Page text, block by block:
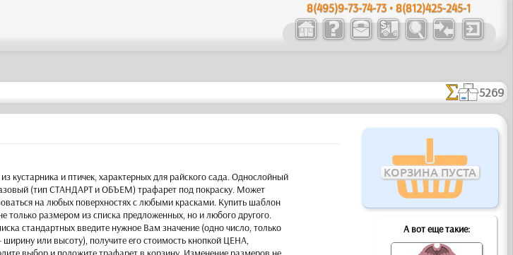
8(495)9-73-74-73 • 8(812)425-245-1
5269
КОРЗИНА ПУСТА
А вот еще такие:
кустарника и птичек, характерных для райского сада. Однослойный
(тип СТАНДАРТ и ОБЪЕМ) трафарет под покраску. Может
на любых поверхностях с любыми красками. Купить шаблон
только размером из списка предложенных, но и любого другого.
стандартных введите нужное Вам значение (одно число, только
ширину или высоту), получите его стоимость кнопкой ЦЕНА,